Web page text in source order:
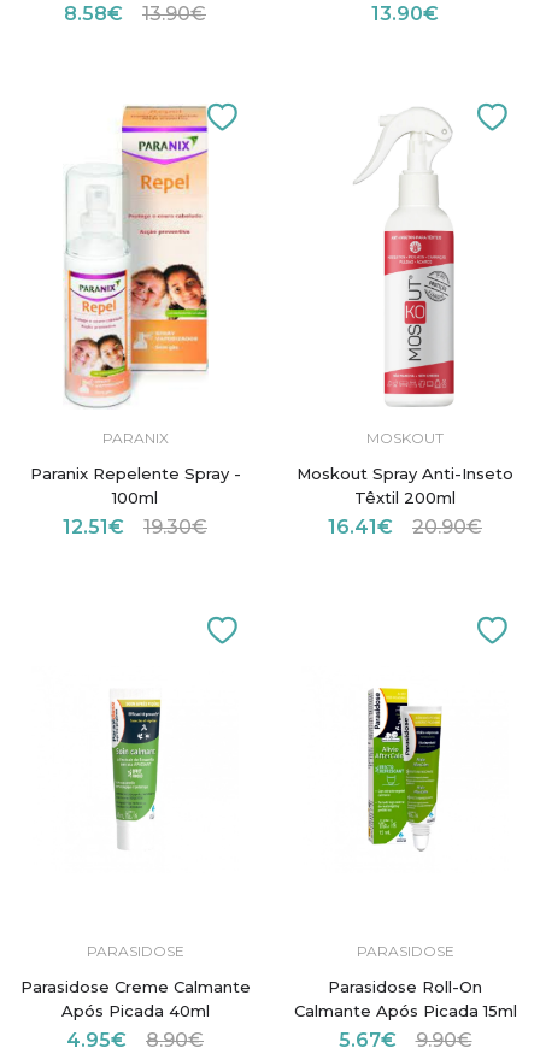
8.58€ 13.90€ 13.90€
PARANIX
Paranix Repelente Spray -
100ml
12.51€ 19.30€
MOSKOUT
Moskout Spray Anti-Inseto
Têxtil 200ml
16.41€ 20.90€
PARASIDOSE
Parasidose Creme Calmante
Após Picada 40ml
4.95€ 8.90€
PARASIDOSE
Parasidose Roll-On
Calmante Após Picada 15ml
5.67€ 9.90€